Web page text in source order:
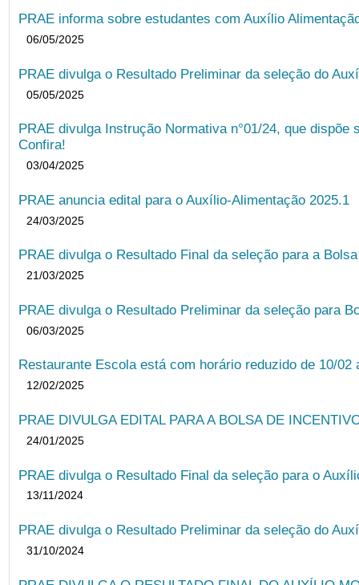
PRAE informa sobre estudantes com Auxílio
06/05/2025
PRAE divulga o Resultado Preliminar da seleção do
05/05/2025
PRAE divulga Instrução Normativa n°01/24, que
Confira!
03/04/2025
PRAE anuncia edital para o Auxílio-Alimentação 2025.1
24/03/2025
PRAE divulga o Resultado Final da seleção para a
21/03/2025
PRAE divulga o Resultado Preliminar da seleção para
06/03/2025
Restaurante Escola está com horário reduzido de 10/
12/02/2025
PRAE DIVULGA EDITAL PARA A BOLSA DE
24/01/2025
PRAE divulga o Resultado Final da seleção para o
13/11/2024
PRAE divulga o Resultado Preliminar da seleção do
31/10/2024